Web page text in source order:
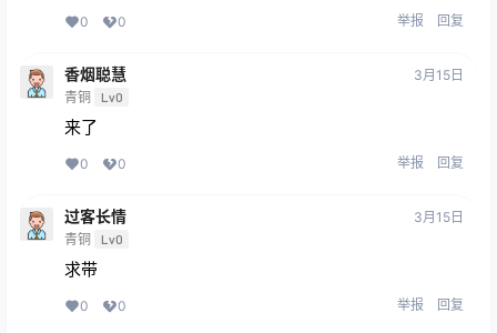
0 0 举报 回复
香烟聪慧
青铜 Lv0
3月15日
来了
0 0 举报 回复
过客长情
青铜 Lv0
3月15日
求带
0 0 举报 回复